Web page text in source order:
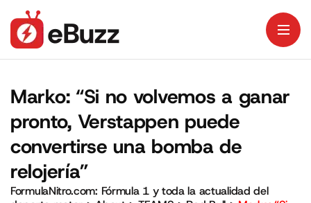
Marko: “Si no volvemos a ganar
pronto, Verstappen puede
convertirse una bomba de
relojería”
FormulaNitro.com: Fórmula 1 y toda la actualidad del